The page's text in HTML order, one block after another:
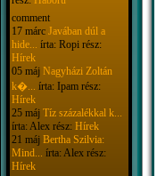
comment
17 márc Javában dúl a
hide...
írta: Ropi rész:
Hírek
05 máj Nagyházi Zoltán
k�...
írta: Ipam rész:
Hírek
25 máj Tíz százalékkal k...
írta: Alex rész: Hírek
21 máj Bertha Szilvia:
Mind...
írta: Alex rész:
Hírek